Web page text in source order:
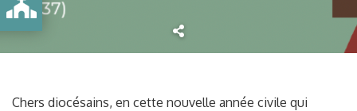
Chers diocésains, en cette nouvelle année civile qui